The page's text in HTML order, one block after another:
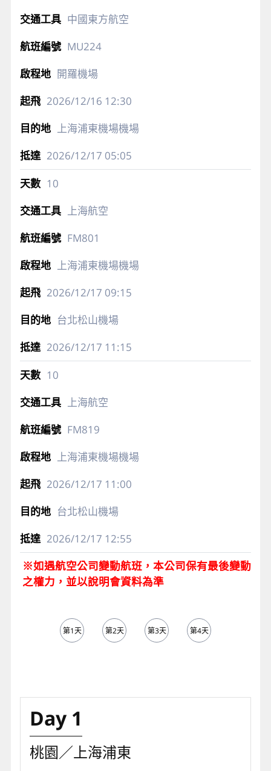
中國東方航空
MU224
開羅機場
2026/12/16 12:30
上海浦東機場機場
2026/12/17 05:05
10
上海航空
FM801
上海浦東機場機場
2026/12/17 09:15
台北松山機場
2026/12/17 11:15
10
上海航空
FM819
上海浦東機場機場
2026/12/17 11:00
台北松山機場
2026/12/17 12:55
※如遇航空公司變動航班，本公司保有最後變動
之權力，並以說明會資料為準
第1天 第2天 第3天 第4天
Day 1
桃園／上海浦東